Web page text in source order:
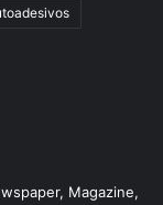
Magazine,